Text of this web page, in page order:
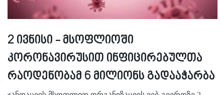
2 ივნისი - მსოფლიოში
კორონავირუსით ინფიცირებულთა
რაოდენობამ 6 მილიონს გადააჭარბა